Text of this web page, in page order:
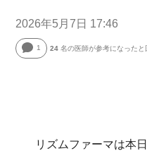
2026年5月7日 17:46
1 24 名の医師が参考になったと
リズムファーマは本